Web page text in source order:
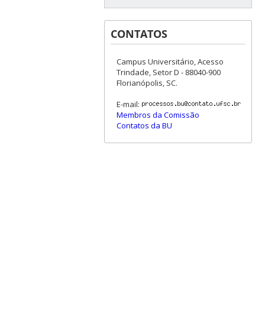
CONTATOS
Campus Universitário, Acesso
Trindade, Setor D - 88040-900
Florianópolis, SC.
E-mail:
Membros da Comissão
Contatos da BU